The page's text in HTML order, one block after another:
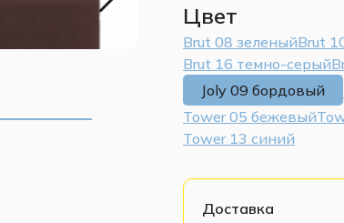
Цвет
Brut 08 зеленыйBrut
Brut 16 темно-серый
Joly 09 бордовый
Tower 05 бежевый
Tower 13 синий
Доставка